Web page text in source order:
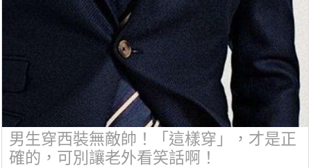
男生穿西裝無敵帥！「這樣穿」，才是正
確的，可別讓老外看笑話啊！